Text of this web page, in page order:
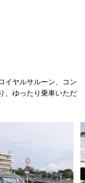
イヤルサルーン、コン
、ゆったり乗車いただ